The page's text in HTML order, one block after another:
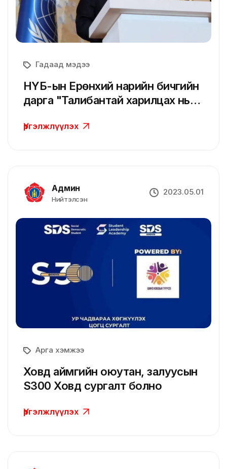
Гадаад мэдээ
НҮБ-ын Ерөнхий нарийн бичгийн
дарга "Талибантай харилцах нь
Үргэлжлүүлэх
Админ
Нийтэлсэн
2023.05.01
Арга хэмжээ
Ховд аймгийн оюутан, залуусын
S300 Ховд сургалт болно
Үргэлжлүүлэх